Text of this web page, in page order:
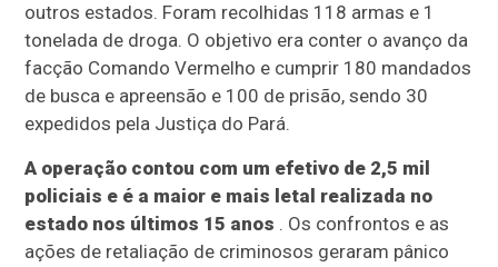
outros estados. Foram recolhidas 118 armas e 1
tonelada de droga. O objetivo era conter o avanço da
facção Comando Vermelho e cumprir 180 mandados
de busca e apreensão e 100 de prisão, sendo 30
expedidos pela Justiça do Pará.
A operação contou com um efetivo de 2,5 mil
policiais e é a maior e mais letal realizada no
estado nos últimos 15 anos . Os confrontos e as
ações de retaliação de criminosos geraram pânico